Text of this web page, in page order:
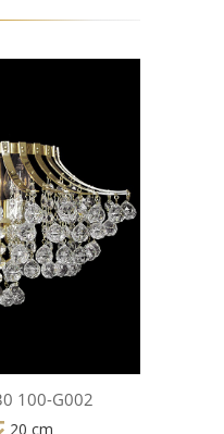
100-G002
20 cm